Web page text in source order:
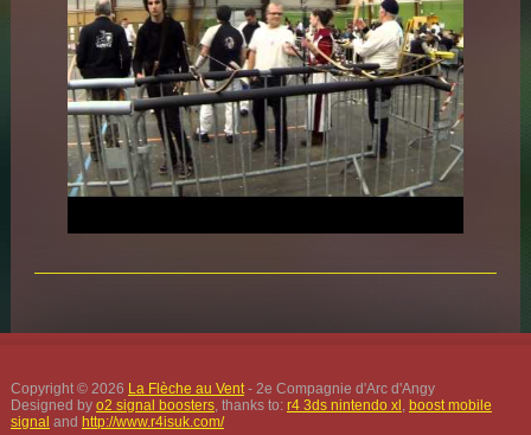
Copyright © 2026 La Flèche au Vent- 2e Compagnie d'Arc d'Angy
Designed by o2 signal boosters, thanks to: r4 3ds nintendo xl boost mobile
signal and http://www.r4isuk.com/